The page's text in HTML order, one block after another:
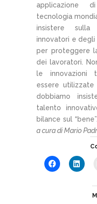
applicazione
tecnologia
insistere sulla
innovatori e
per proteggere
dei lavoratori.
le innovazioni
essere
dobbiamo
talento
bilance sul
a cura di Mario